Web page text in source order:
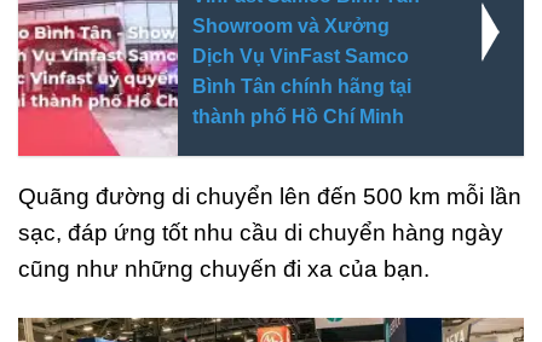
Showroom và Xưởng
Dịch Vụ VinFast Samco
Bình Tân chính hãng tại
thành phố Hồ Chí Minh
Quãng đường di chuyển lên đến 500 km mỗi lần
sạc, đáp ứng tốt nhu cầu di chuyển hàng ngày
cũng như những chuyến đi xa của bạn.